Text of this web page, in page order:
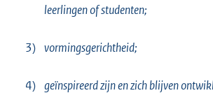
leerlingen of studenten;
3) vormingsgerichtheid;
4) geïnspireerd zijn en zich blijven